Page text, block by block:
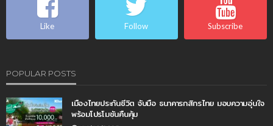
Like Follow Subscribe
POPULAR POSTS
เมืองไทยประกันชีวิต จับมือ ธนาคารกสิกรไทย มอบความอุ่นใจ
พร้อมโปรโมชันคืนคุ้ม